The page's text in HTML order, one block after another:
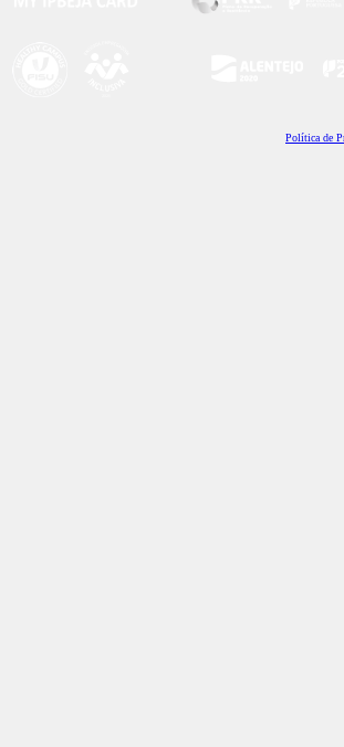
Política de